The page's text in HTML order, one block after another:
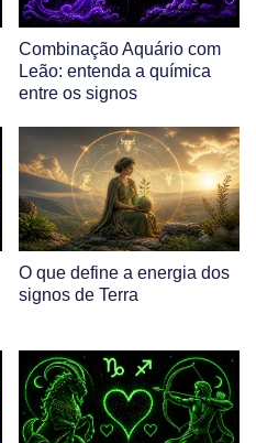
Combinação Aquário com
Leão: entenda a química
entre os signos
O que define a energia dos
signos de Terra